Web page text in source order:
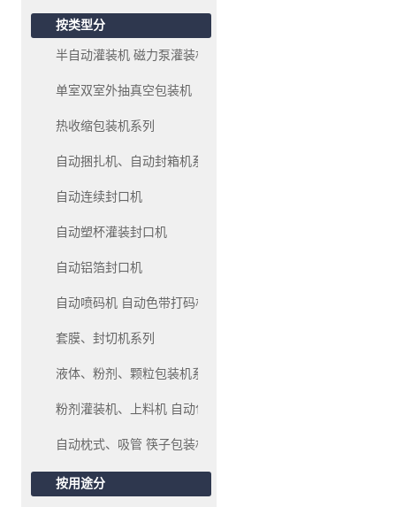
按类型分
半自动灌装机 磁力泵灌装机系列
单室双室外抽真空包装机
热收缩包装机系列
自动捆扎机、自动封箱机系列
自动连续封口机
自动塑杯灌装封口机
自动铝箔封口机
自动喷码机 自动色带打码机、油墨移印机系列
套膜、封切机系列
液体、粉剂、颗粒包装机系列
粉剂灌装机、上料机 自动包装机系列
自动枕式、吸管 筷子包装机
按用途分